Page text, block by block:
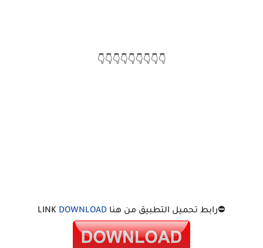
👇👇👇👇👇👇👇👇👇
⛔رابط تحميل التطبيق من هنا LINK DOWNLOAD